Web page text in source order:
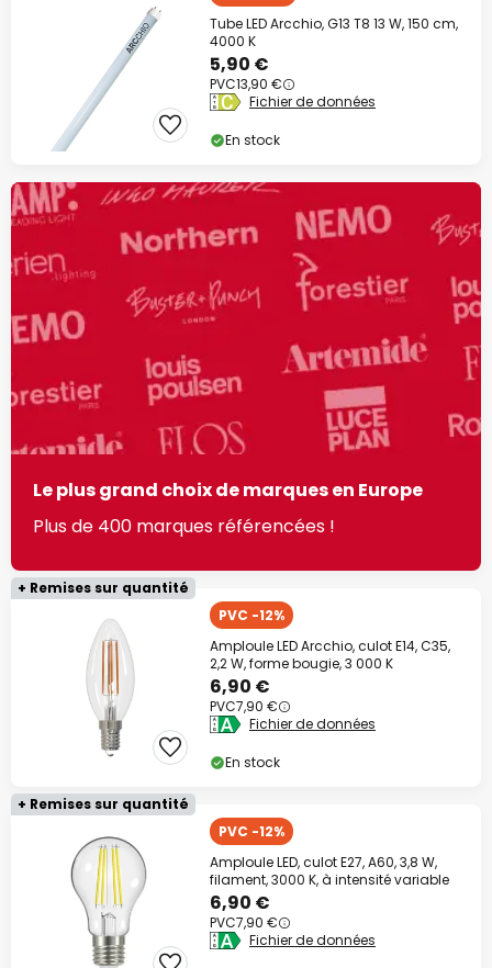
Tube LED Arcchio, G13 T8 13 W, 150 cm,
4000 K
5,90 €
PVC13,90 €
Fichier de données
En stock
Le plus grand choix de marques en Europe
Plus de 400 marques référencées !
+ Remises sur quantité
PVC -12%
Amploule LED Arcchio, culot E14, C35,
2,2 W, forme bougie, 3 000 K
6,90 €
PVC7,90 €
Fichier de données
En stock
+ Remises sur quantité
PVC -12%
Amploule LED, culot E27, A60, 3,8 W,
filament, 3000 K, à intensité variable
6,90 €
PVC7,90 €
Fichier de données